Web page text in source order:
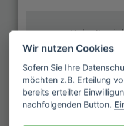
Hohe
Damit sind
Bereitung
Wir nutzen Cookies
Sofern Sie Ihre
möchten z.B. Erteilung
bereits erteilter
nachfolgenden Button.